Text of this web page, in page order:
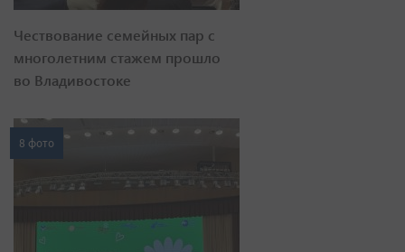
Чествование семейных пар с
многолетним стажем прошло
во Владивостоке
8 фото